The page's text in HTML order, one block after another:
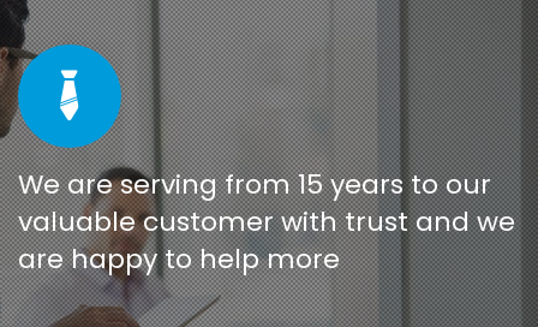
We are serving from 15 years to our
valuable customer with trust and we
are happy to help more